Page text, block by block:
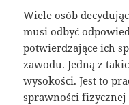
Wiele osób
musi odbyć
potwierdzające ich
zawodu. Jedną z
wysokości. Jest to
sprawności